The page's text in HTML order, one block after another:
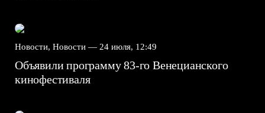
Новости, Новости — 24 июля, 12:49
Объявили программу 83-го Венецианского
кинофестиваля